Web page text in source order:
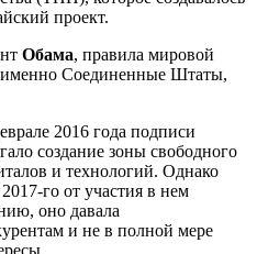
проект.
Обама, правила мировой
именно Соединенные Штаты,
2016 года подписи
создание зоны свободного
и технологий. Однако
го от участия в нем
оно давала
и не в полной мере